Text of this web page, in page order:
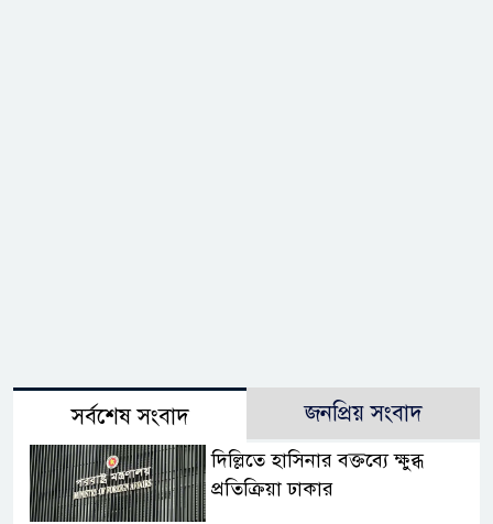
সর্বশেষ সংবাদ জনপ্রিয় সংবাদ
দিল্লিতে হাসিনার বক্তব্যে ক্ষুব্ধ
প্রতিক্রিয়া ঢাকার